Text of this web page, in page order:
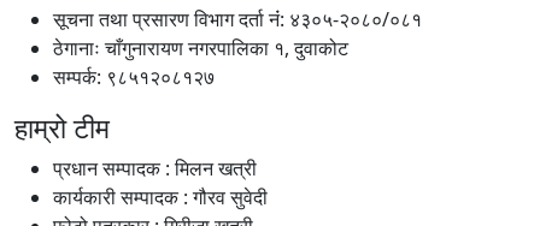
सूचना तथा प्रसारण विभाग दर्ता नंं: ४३०५-२०८०/०८१
ठेगानाः चाँगुनारायण नगरपालिका १, दुवाकोट
सम्पर्क: ९८५१२०८१२७
हाम्रो टीम
प्रधान सम्पादक : मिलन खत्री
कार्यकारी सम्पादक : गौरव सुवेदी